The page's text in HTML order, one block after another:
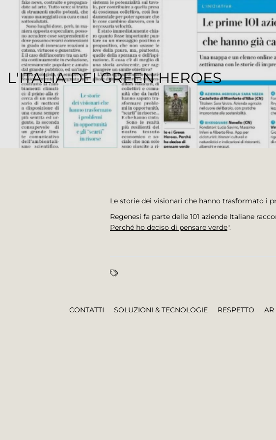
L'ITALIA DEI GREEN HEROES
REGENESI STAFF
Le storie dei visionari che hanno trasformato i
Regenesi fa parte delle 101 aziende Italiane
Perché ho deciso di pensare verde".
AR
RESPETTO
SOLUZIONI & TECNOLOGIE
CONTATTI